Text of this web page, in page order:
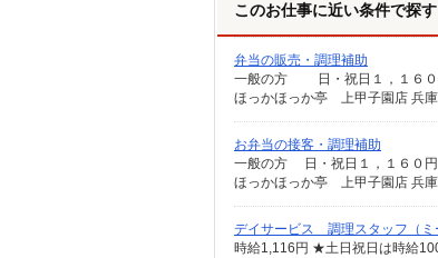
このお仕事に近い条件で探す
弁当の販売・調理補助
一般の方 日・祝日１，１６０
ほっかほっか亭 上甲子園店 兵
お弁当の接客・調理補助
一般の方 日・祝日１，１６０
ほっかほっか亭 上甲子園店 兵
デイサービス 調理スタッフ（ミ
時給1,116円 ★土日祝日は時給